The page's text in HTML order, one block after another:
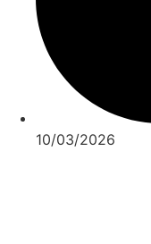
10/03/2026